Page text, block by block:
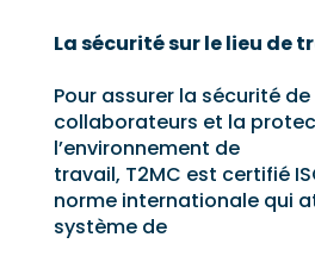
La sécurité sur le lieu de
Pour assurer la sécurité
collaborateurs et la
l’environnement de
travail, T2MC est certifié
norme internationale qui
système de